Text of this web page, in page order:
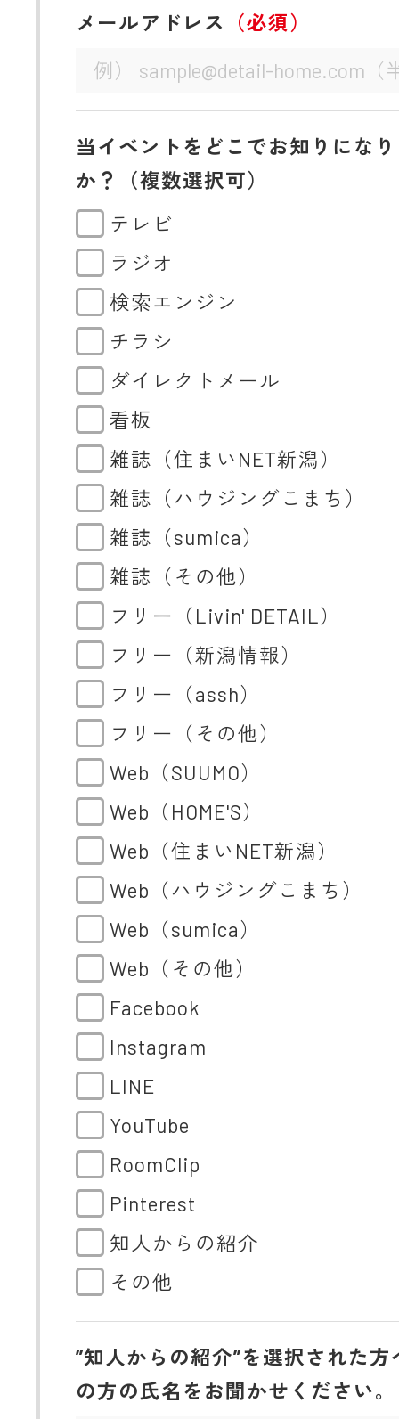
メールアドレス （必須）
当イベントをどこでお知りにな
か？（複数選択可）
テレビ
ラジオ
検索エンジン
チラシ
ダイレクトメール
看板
雑誌（住まいNET新潟）
雑誌（ハウジングこまち）
雑誌（sumica）
雑誌（その他）
フリー（Livin' DETAIL）
フリー（新潟情報）
フリー（assh）
フリー（その他）
Web（SUUMO）
Web（HOME'S）
Web（住まいNET新潟）
Web（ハウジングこまち）
Web（sumica）
Web（その他）
Facebook
Instagram
LINE
YouTube
RoomClip
Pinterest
知人からの紹介
その他
”知人からの紹介”を選択された方
の方の氏名をお聞かせください。